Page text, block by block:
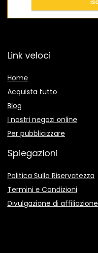
Link veloci
Home
Acquista tutto
Blog
I nostri negozi online
Per pubblicizzare
Spiegazioni
Politica Sulla Riservatezza
Termini e Condizioni
Divulgazione di affiliazione